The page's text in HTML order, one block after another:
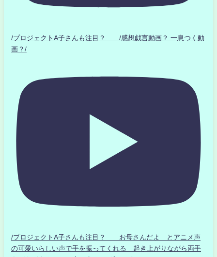
/プロジェクトA子さんも注目？ /感想戯言動画？.一息つく動
画？/
/プロジェクトA子さんも注目？ お母さんだよ とアニメ声
の可愛いらしい声で手を振ってくれる 起き上がりながら両手